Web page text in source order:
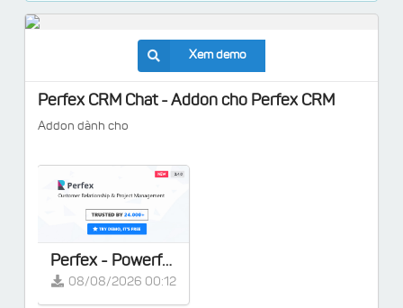
Xem demo
Perfex CRM Chat - Addon cho Perfex CRM
Addon dành cho
Perfex - Powerful Open Source CRM Phần mềm quản lý chuyên nghiệp
08/08/2026 00:12